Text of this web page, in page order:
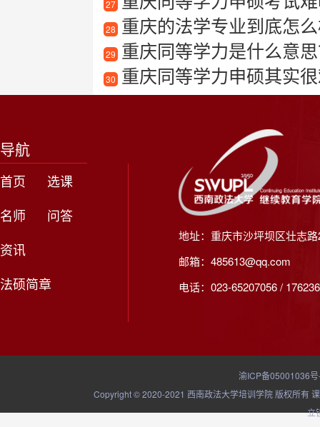
27
28 重庆的法学专业到底怎
29 重庆同等学力是什么意
30 重庆同等学力申硕其实
导航
首页
选课
名师
问答
资讯
法硕简章
地址：重庆市沙坪坝区壮志
邮箱：485613@qq.com
电话：023-65207056 /
渝ICP备05001036
Copyright © 2020-2021 西南政法大学培训学院 版权所有
立